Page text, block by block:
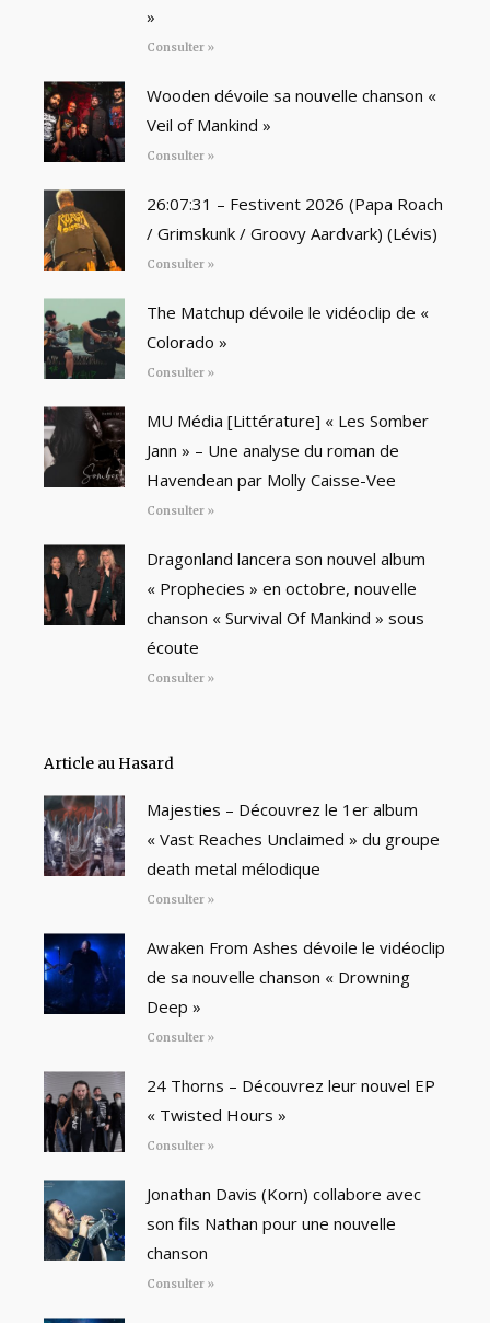
»
Consulter »
Wooden dévoile sa nouvelle chanson «
Veil of Mankind »
Consulter »
26:07:31 – Festivent 2026 (Papa Roach
/ Grimskunk / Groovy Aardvark) (Lévis)
Consulter »
The Matchup dévoile le vidéoclip de «
Colorado »
Consulter »
MU Média [Littérature] « Les Somber
Jann » – Une analyse du roman de
Havendean par Molly Caisse-Vee
Consulter »
Dragonland lancera son nouvel album
« Prophecies » en octobre, nouvelle
chanson « Survival Of Mankind » sous
écoute
Consulter »
Article au Hasard
Majesties – Découvrez le 1er album
« Vast Reaches Unclaimed » du groupe
death metal mélodique
Consulter »
Awaken From Ashes dévoile le vidéoclip
de sa nouvelle chanson « Drowning
Deep »
Consulter »
24 Thorns – Découvrez leur nouvel EP
« Twisted Hours »
Consulter »
Jonathan Davis (Korn) collabore avec
son fils Nathan pour une nouvelle
chanson
Consulter »